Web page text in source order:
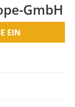
GmbH
EIN